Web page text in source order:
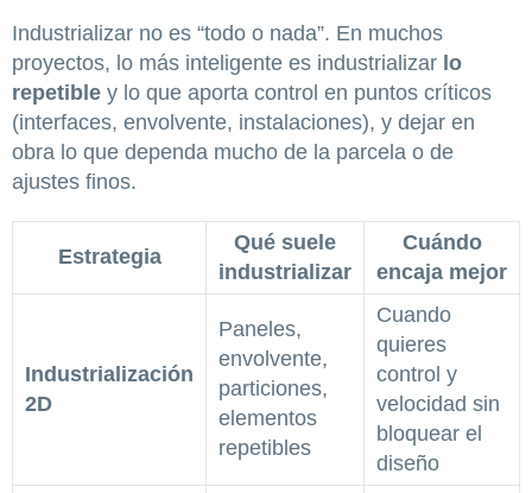
Industrializar no es “todo o nada”. En muchos
proyectos, lo más inteligente es industrializar lo
repetible y lo que aporta control en puntos críticos
(interfaces, envolvente, instalaciones), y dejar en
obra lo que dependa mucho de la parcela o de
ajustes finos.
Estrategia
Qué suele
industrializar
Cuándo
encaja mejor
Industrialización
2D
Paneles,
envolvente,
particiones,
elementos
repetibles
Cuando
quieres
control y
velocidad sin
bloquear el
diseño